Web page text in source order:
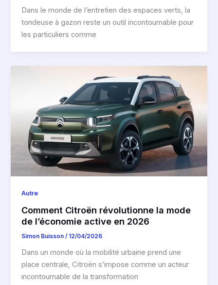
Dans le monde de l’entretien des espaces verts, la
tondeuse à gazon reste un outil incontournable pour
les particuliers comme
Autre
Comment Citroën révolutionne la mode
de l’économie active en 2026
Simon Buisson/ 12/04/2026
Dans un monde où la mobilité urbaine prend une
place centrale, Citroën s’impose comme un acteur
incontournable de la transformation